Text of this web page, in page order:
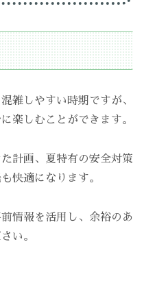
雑しやすい時期ですが、
楽しむことができます。
計画、夏特有の安全対策
快適になります。
情報を活用し、余裕のあ
い。